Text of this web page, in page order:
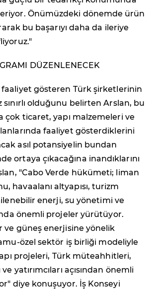
Önümüzdeki dönemde ürün
bu başarıyı daha da ileriye
DÜZENLENECEK
faaliyet gösteren Türk şirketlerinin
sınırlı olduğunu belirten Arslan, bu
çok ticaret, yapı malzemeleri ve
faaliyet gösterdiklerini
asıl potansiyelin bundan
ortaya çıkacağına inandıklarını
"Cabo Verde hükümeti; liman
havaalanı altyapısı, turizm
enerji, su yönetimi ve
önemli projeler yürütüyor.
ve güneş enerjisine yönelik
özel sektör iş birliği modeliyle
projeleri, Türk müteahhitleri,
yatırımcıları açısından önemli
diye konuşuyor. İş Konseyi